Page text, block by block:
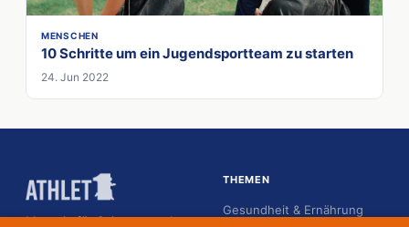
MENSCHEN
10 Schritte um ein Jugendsportteam zu starten
24. Jun 2022
Magazin für Spitzensportler
THEMEN
Gesundheit & Ernährung